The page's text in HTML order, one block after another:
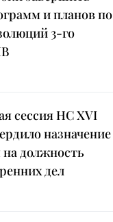
и планов по
3-го
сессия НС XVI
назначение
должность
дел